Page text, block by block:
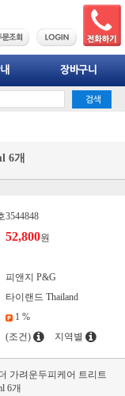
6개
3544848
52,800원
피앤지 P&G
타이랜드 Thailand
1 %
(조건) 지역별
가려운두피케어 트리트
6개